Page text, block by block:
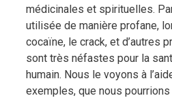
médicinales et spirituelles.
utilisée de manière profane,
cocaïne, le crack, et d’autres
sont très néfastes pour la
humain. Nous le voyons à
exemples, que nous